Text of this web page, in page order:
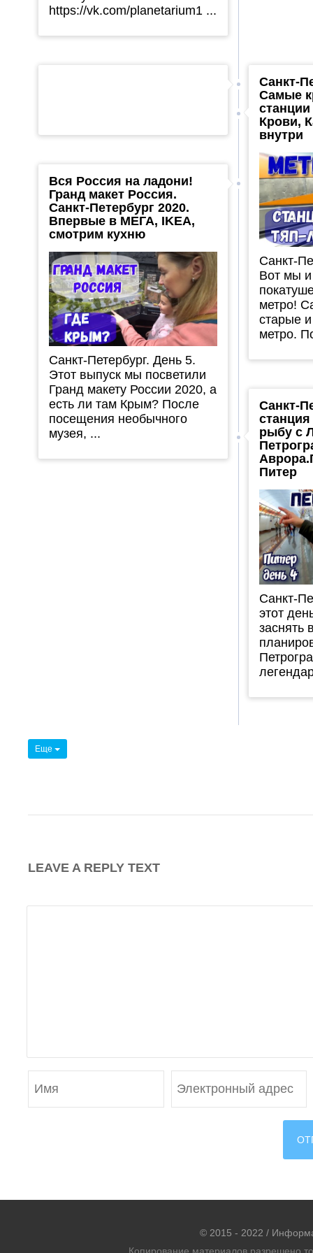
https://vk.com/planetarium1 ...
Санкт-
Самые
Крови,
внутри
Санкт-
Вот мы
метро!
старые
метро.
Вся Россия на ладони!
Гранд макет Россия.
Санкт-Петербург 2020.
Впервые в МЕГА, IKEA,
смотрим кухню
Санкт-Петербург. День 5.
Этот выпуск мы посветили
Гранд макету России 2020, а
есть ли там Крым? После
посещения необычного
музея, ...
Санкт-
рыбу с
Питер
Санкт-
этот
заснять
Еще
LEAVE A REPLY TEXT
© 2015 - 2022 /